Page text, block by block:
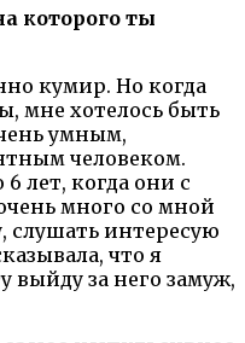
которого ты
кумир. Но когда
мне хотелось быть
умным,
человеком.
лет, когда они с
много со мной
слушать интересую
что я
выйду за него замуж,